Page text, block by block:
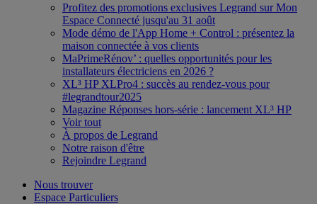
Profitez des promotions exclusives Legrand sur Mon
Espace Connecté jusqu'au 31 août
Mode démo de l'App Home + Control : présentez la
maison connectée à vos clients
MaPrimeRénov’ : quelles opportunités pour les
installateurs électriciens en 2026 ?
XL³ HP XLPro4 : succès au rendez-vous pour
#legrandtour2025
Magazine Réponses hors-série : lancement XL³ HP
Voir tout
À propos de Legrand
Notre raison d'être
Rejoindre Legrand
Nous trouver
Espace Particuliers